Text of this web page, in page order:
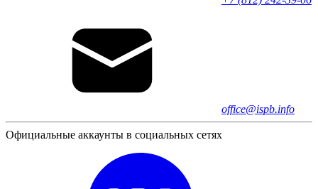
office@ispb.info
Официальные аккаунты в социальных сетях